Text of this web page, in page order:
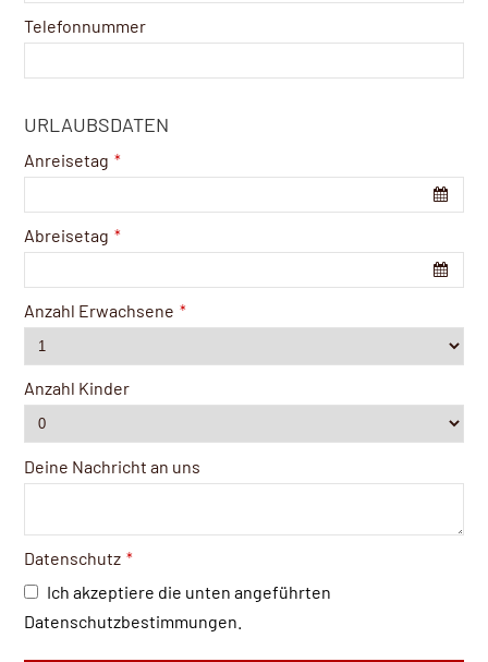
Telefonnummer
URLAUBSDATEN
Anreisetag *
Abreisetag *
Anzahl Erwachsene *
Anzahl Kinder
Deine Nachricht an uns
Datenschutz *
Ich akzeptiere die unten angeführten
Datenschutzbestimmungen.